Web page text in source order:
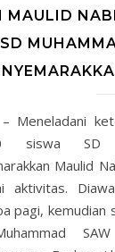
MAULID
SD
– Meneladani
siswa SD
Maulid
aktivitas.
pagi, kemudian